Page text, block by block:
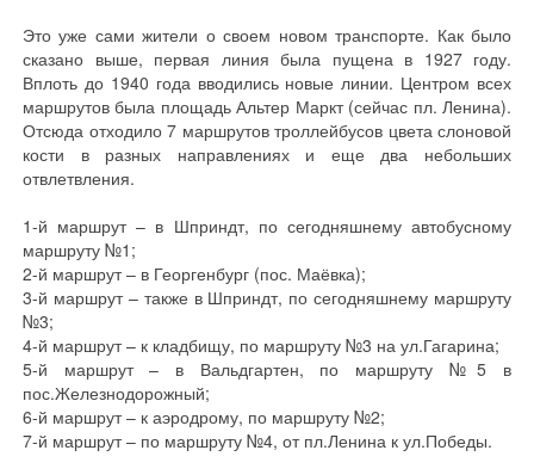
Это уже сами жители о своем новом транспорте. Как было
сказано выше, первая линия была пущена в 1927 году.
Вплоть до 1940 года вводились новые линии. Центром всех
маршрутов была площадь Альтер Маркт (сейчас пл. Ленина).
Отсюда отходило 7 маршрутов троллейбусов цвета слоновой
кости в разных направлениях и еще два небольших
отвлетвления.
1-й маршрут – в Шприндт, по сегодняшнему автобусному
маршруту №1;
2-й маршрут – в Георгенбург (пос. Маёвка);
3-й маршрут – также в Шприндт, по сегодняшнему маршруту
№3;
4-й маршрут – к кладбищу, по маршруту №3 на ул.Гагарина;
5-й маршрут – в Вальдгартен, по маршруту №5 в
пос.Железнодорожный;
6-й маршрут – к аэродрому, по маршруту №2;
7-й маршрут – по маршруту №4, от пл.Ленина к ул.Победы.